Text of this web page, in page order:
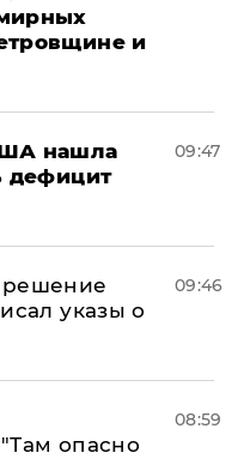
и
нашла
дефицит
09:47
решение
указы о
09:46
опасно
08:59